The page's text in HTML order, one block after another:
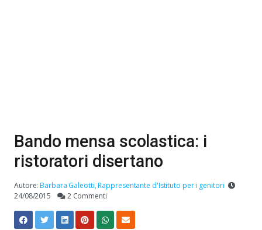
Bando mensa scolastica: i
ristoratori disertano
Autore:Barbara Galeotti, Rappresentante d'Istituto per i genitori
24/08/2015
2 Commenti